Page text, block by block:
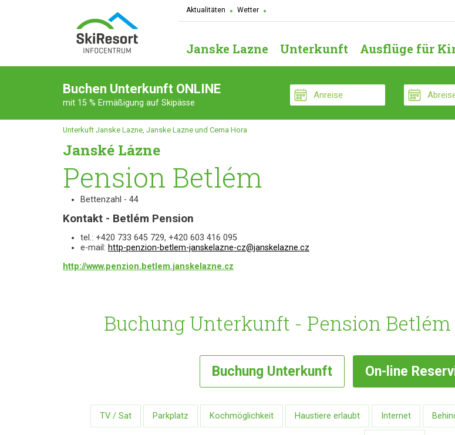
Aktualitäten Wetter
Janske Lazne Unterkunft Ausflüge für
Buchen Unterkunft ONLINE
mit 15 % Ermäßigung auf Skipässe
Unterkuft Janske Lazne, Janske Lazne und Cerna Hora
Janské Lázne
Pension Betlém
Bettenzahl - 44
Kontakt - Betlém Pension
tel.: +420 733 645 729, +420 603 416 095
e-mail: http-penzion-betlem-janskelazne-cz@janskelazne.cz
http://www.penzion.betlem.janskelazne.cz
Buchung Unterkunft - Pension Betlém
Buchung Unterkunft On-line
TV / Sat Parkplatz Kochmöglichkeit Haustiere erlaubt Internet